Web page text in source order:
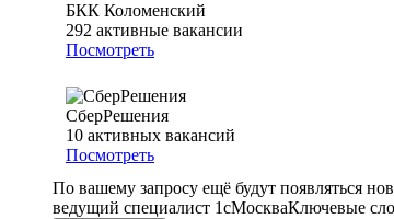
БКК Коломенский
292 активные вакансии
Посмотреть
СберРешения
10 активных вакансий
Посмотреть
По вашему запросу ещё будут появляться
ведущий специалист 1сМоскваКлючевые